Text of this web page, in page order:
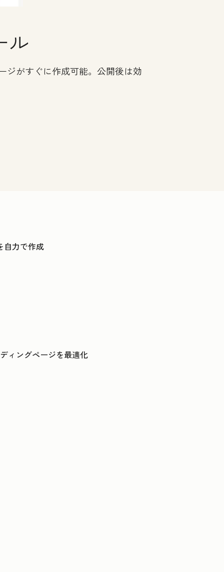
ル
ジがすぐに作成可能。公開後は効
自力で作成
ィングページを最適化